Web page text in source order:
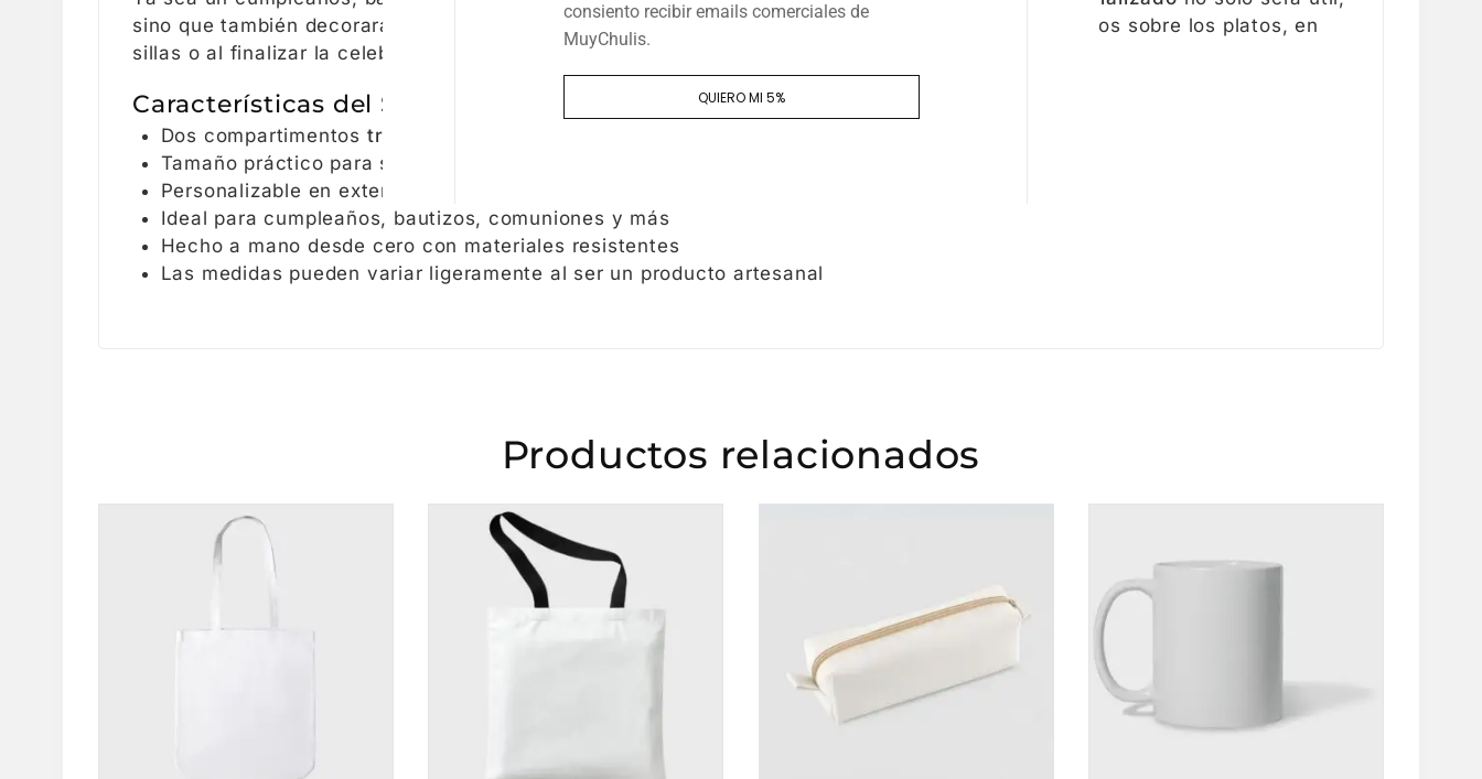
sino que también decorará y aportará un toque único a tu evento. Rellénalos con detalles y colócalos sobre los platos, en
sillas o al finalizar la celebración como recuerdo personalizado.
Características del Sobre Multiusos Personalizado:
Dos compartimentos transparentes
Tamaño práctico para snacks, juguetes o accesorios (aprox. 30 x 22 cm)
Personalizable en exterior e interior
Ideal para cumpleaños, bautizos, comuniones y más
Hecho a mano desde cero con materiales resistentes
Las medidas pueden variar ligeramente al ser un producto artesanal
Productos relacionados
consiento recibir emails comerciales de
MuyChulis.
QUIERO MI 5%